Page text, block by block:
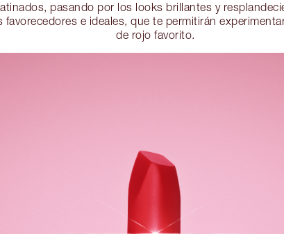
pasando por los looks brillantes y
favorecedores e ideales, que te permitirán
de rojo favorito.